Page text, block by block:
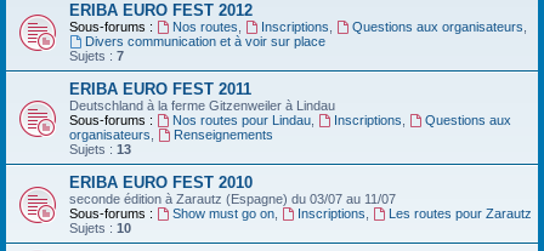
ERIBA EURO FEST 2012
Sous-forums : Nos routes Inscriptions Questions aux organisateurs
Divers communication et à voir sur place
Sujets : 7
ERIBA EURO FEST 2011
Deutschland‏ à la ferme Gitzenweiler à Lindau
Sous-forums :
Nos routes pour Lindau, Inscriptions
Questions aux
organisateurs
Renseignements
Sujets : 13
ERIBA EURO FEST 2010
seconde édition à Zarautz (Espagne) du 03/07 au 11/07
Sous-forums :
Show must go on, Inscriptions
Les routes pour Zarautz
Sujets : 10